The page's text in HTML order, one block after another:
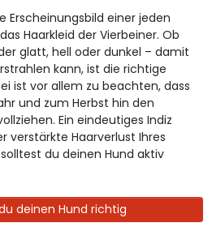
Erscheinungsbild einer jeden
Haarkleid der Vierbeiner. Ob
glatt, hell oder dunkel – damit
kann, ist die richtige
ist vor allem zu beachten, dass
und zum Herbst hin den
Ein eindeutiges Indiz
verstärkte Haarverlust Ihres
du deinen Hund aktiv
deinen Hund richtig